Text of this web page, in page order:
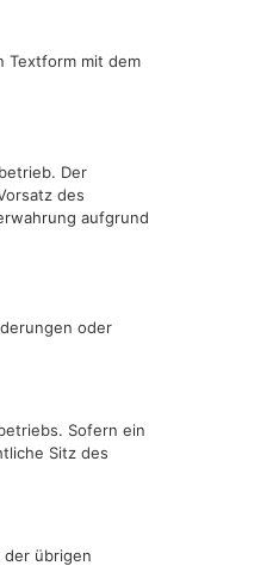
Textform mit dem
Der
des
aufgrund
oder
Sofern ein
Sitz des
der übrigen